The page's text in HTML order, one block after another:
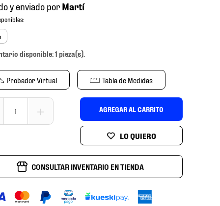
y enviado por
disponible: 1 pieza(s).
Probador Virtual Tabla de Medidas
＋ AGREGAR AL CARRITO
CONSULTAR INVENTARIO EN TIENDA